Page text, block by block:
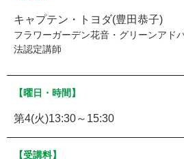
キャプテン・トヨダ(豊田恭子)
フラワーガーデン花音・グリーンアド
法認定講師
【曜日・時間】
第4(火)13:30～15:30
【受講料】